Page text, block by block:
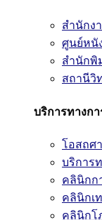
สำนักง
ศูนย์หนั
สำนักพิ
สถานีวิ
บริการทางก
โอสถศ
บริการ
คลินิกก
คลินิกเ
คลินิกโ